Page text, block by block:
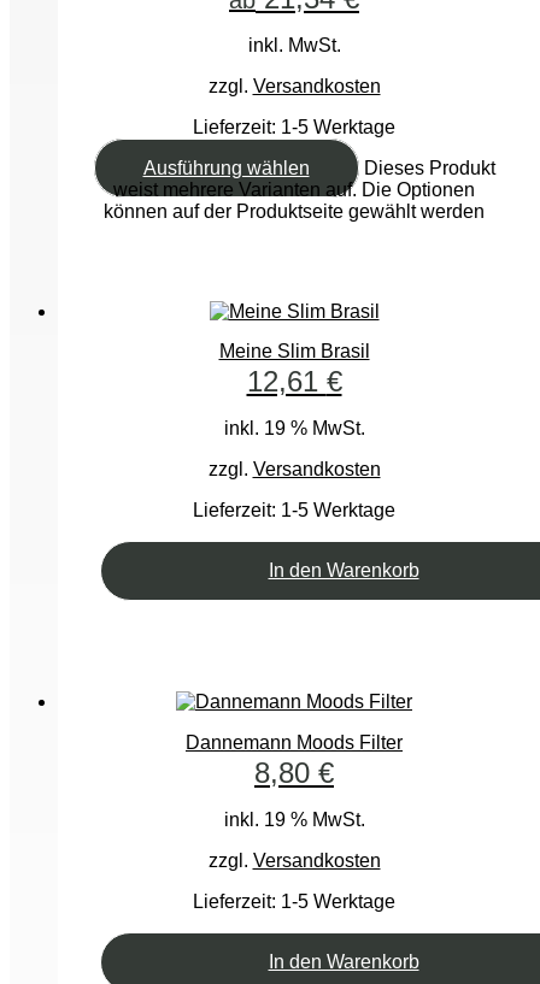
inkl. MwSt.
zzgl. Versandkosten
Lieferzeit: 1-5 Werktage
Ausführung wählen
Dieses Produkt
weist mehrere Varianten auf. Die Optionen
können auf der Produktseite gewählt werden
Meine Slim Brasil
12,61 €
inkl. 19 % MwSt.
zzgl. Versandkosten
Lieferzeit: 1-5 Werktage
In den Warenkorb
Dannemann Moods Filter
8,80 €
inkl. 19 % MwSt.
zzgl. Versandkosten
Lieferzeit: 1-5 Werktage
In den Warenkorb